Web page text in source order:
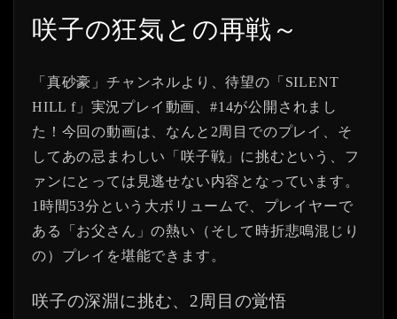
咲子の狂気との再戦～
「真砂豪」チャンネルより、待望の「SILENT
HILL f」実況プレイ動画、#14が公開されまし
た！今回の動画は、なんと2周目でのプレイ、そ
してあの忌まわしい「咲子戦」に挑むという、フ
ァンにとっては見逃せない内容となっています。
1時間53分という大ボリュームで、プレイヤーで
ある「お父さん」の熱い（そして時折悲鳴混じり
の）プレイを堪能できます。
咲子の深淵に挑む、2周目の覚悟